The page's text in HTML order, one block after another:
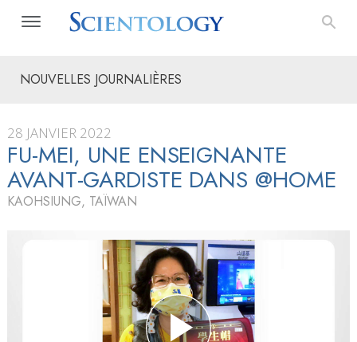
NOUVELLES JOURNALIÈRES
28 JANVIER 2022
FU-MEI, UNE ENSEIGNANTE
AVANT-GARDISTE DANS @HOME
KAOHSIUNG, TAÏWAN